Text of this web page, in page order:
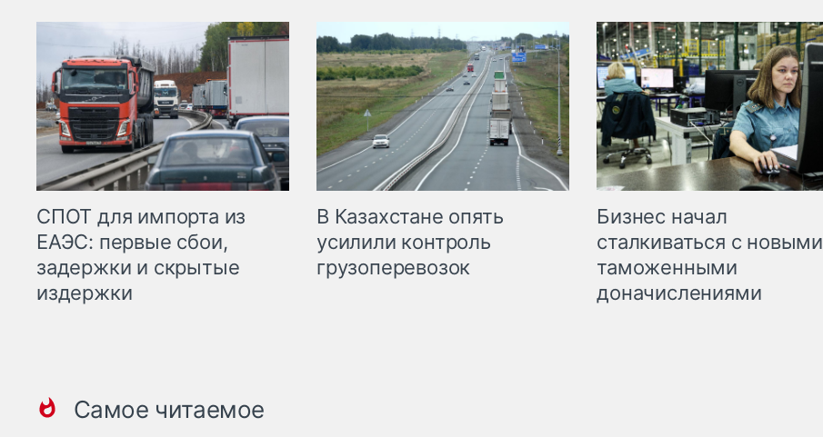
СПОТ для импорта из
ЕАЭС: первые сбои,
задержки и скрытые
издержки
В Казахстане опять
усилили контроль
грузоперевозок
Бизнес начал
сталкиваться с новыми
таможенными
доначислениями
Самое читаемое